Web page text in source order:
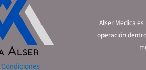
Alser Medica
operación